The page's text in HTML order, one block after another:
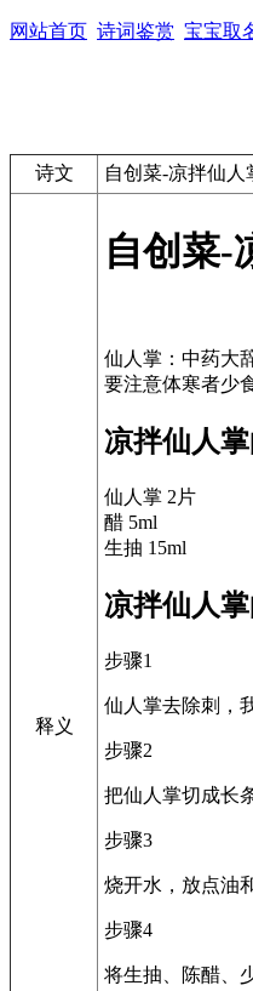
网站首页 诗词鉴赏 宝宝取
诗文 自创菜-凉拌仙人
释义
自创菜-
仙人掌：中药大
凉拌仙人
仙人掌 2片
醋 5ml
生抽 15ml
凉拌仙人
步骤1
仙人掌去除刺，
步骤2
把仙人掌切成长
步骤3
烧开水，放点油
步骤4
将生抽、陈醋、